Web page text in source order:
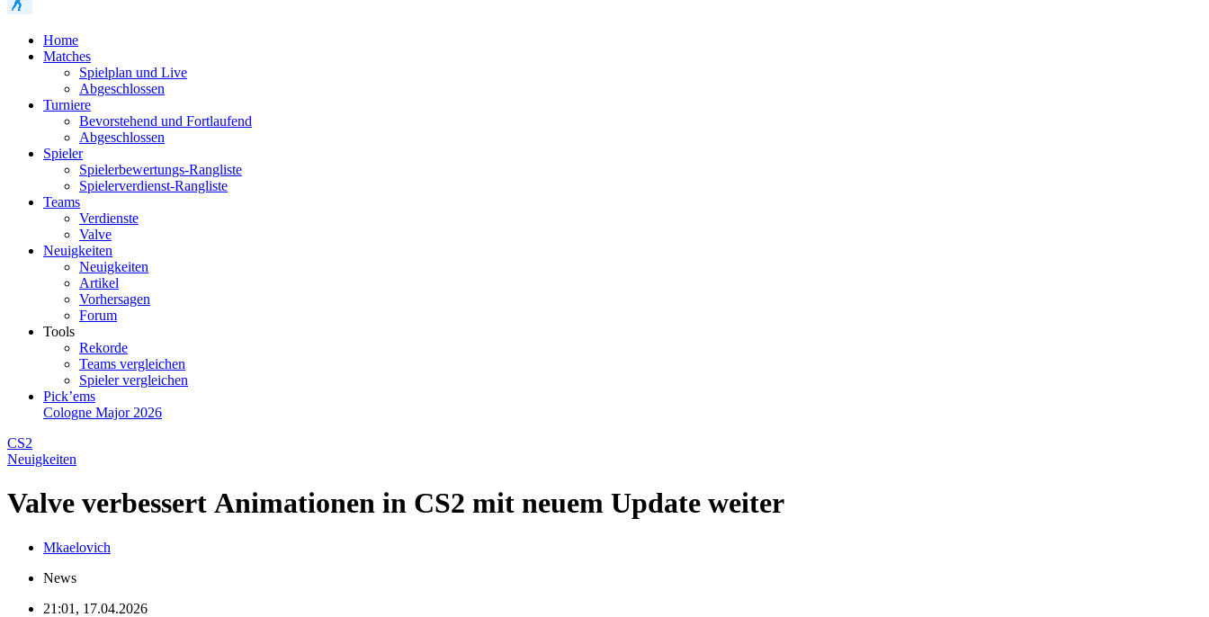
Home
Matches
Spielplan und Live
Abgeschlossen
Turniere
Bevorstehend und Fortlaufend
Abgeschlossen
Spieler
Spielerbewertungs-Rangliste
Spielerverdienst-Rangliste
Teams
Verdienste
Valve
Neuigkeiten
Neuigkeiten
Artikel
Vorhersagen
Forum
Tools
Rekorde
Teams vergleichen
Spieler vergleichen
Pick’ems
Cologne Major 2026
CS2
Neuigkeiten
Valve verbessert Animationen in CS2 mit neuem Update weiter
Mkaelovich
News
21:01, 17.04.2026